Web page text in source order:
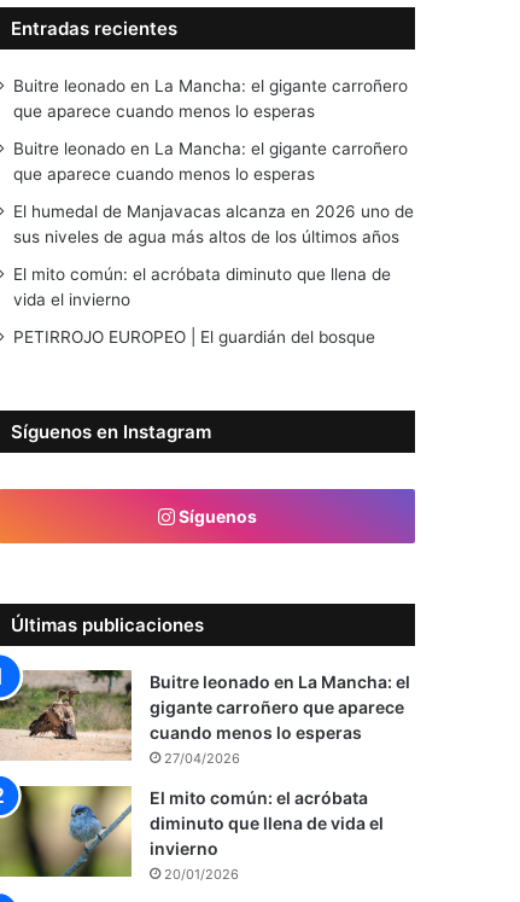
Entradas recientes
Buitre leonado en La Mancha: el gigante carroñero
que aparece cuando menos lo esperas
Buitre leonado en La Mancha: el gigante carroñero
que aparece cuando menos lo esperas
El humedal de Manjavacas alcanza en 2026 uno de
sus niveles de agua más altos de los últimos años
El mito común: el acróbata diminuto que llena de
vida el invierno
PETIRROJO EUROPEO | El guardián del bosque
Síguenos en Instagram
Síguenos
Últimas publicaciones
Buitre leonado en La Mancha: el
gigante carroñero que aparece
cuando menos lo esperas
27/04/2026
El mito común: el acróbata
diminuto que llena de vida el
invierno
20/01/2026